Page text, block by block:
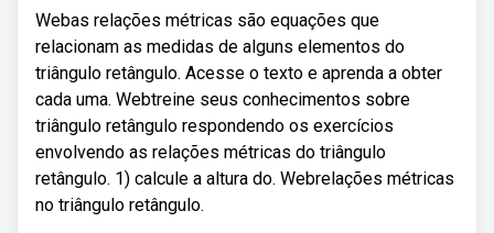
Webas relações métricas são equações que
relacionam as medidas de alguns elementos do
triângulo retângulo. Acesse o texto e aprenda a obter
cada uma. Webtreine seus conhecimentos sobre
triângulo retângulo respondendo os exercícios
envolvendo as relações métricas do triângulo
retângulo. 1) calcule a altura do. Webrelações métricas
no triângulo retângulo.